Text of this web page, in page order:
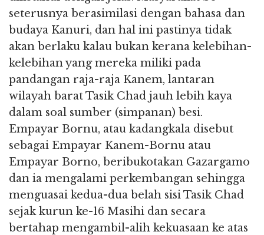
seterusnya berasimilasi dengan bahasa dan
budaya Kanuri, dan hal ini pastinya tidak
akan berlaku kalau bukan kerana kelebihan-
kelebihan yang mereka miliki pada
pandangan raja-raja Kanem, lantaran
wilayah barat Tasik Chad jauh lebih kaya
dalam soal sumber (simpanan) besi.
Empayar Bornu, atau kadangkala disebut
sebagai Empayar Kanem-Bornu atau
Empayar Borno, beribukotakan Gazargamo
dan ia mengalami perkembangan sehingga
menguasai kedua-dua belah sisi Tasik Chad
sejak kurun ke-16 Masihi dan secara
bertahap mengambil-alih kekuasaan ke atas